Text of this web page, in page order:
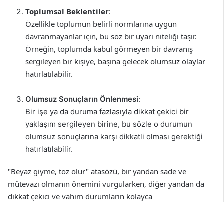
Toplumsal Beklentiler:
Özellikle toplumun belirli normlarına uygun
davranmayanlar için, bu söz bir uyarı niteliği taşır.
Örneğin, toplumda kabul görmeyen bir davranış
sergileyen bir kişiye, başına gelecek olumsuz olaylar
hatırlatılabilir.
Olumsuz Sonuçların Önlenmesi:
Bir işe ya da duruma fazlasıyla dikkat çekici bir
yaklaşım sergileyen birine, bu sözle o durumun
olumsuz sonuçlarına karşı dikkatli olması gerektiği
hatırlatılabilir.
"Beyaz giyme, toz olur" atasözü, bir yandan sade ve
mütevazı olmanın önemini vurgularken, diğer yandan da
dikkat çekici ve vahim durumların kolayca